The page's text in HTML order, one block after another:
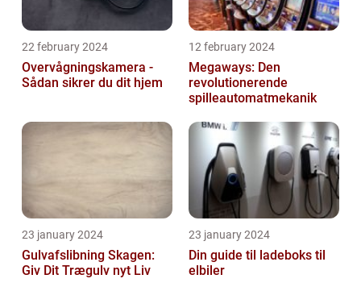
22 february 2024
Overvågningskamera -
Sådan sikrer du dit hjem
12 february 2024
Megaways: Den
revolutionerende
spilleautomatmekanik
23 january 2024
Gulvafslibning Skagen:
Giv Dit Trægulv nyt Liv
23 january 2024
Din guide til ladeboks til
elbiler